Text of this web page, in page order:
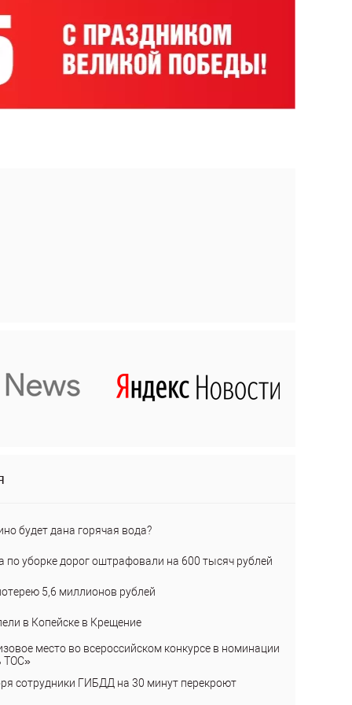
будет дана горячая вода?
по уборке дорог оштрафовали на 600 тысяч рублей
5,6 миллионов рублей
в Копейске в Крещение
место во всероссийском конкурсе в номинации
ТОС»
сотрудники ГИБДД на 30 минут перекроют